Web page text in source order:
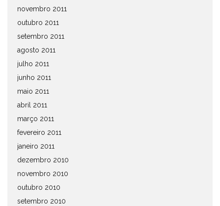
novembro 2011
outubro 2011
setembro 2011
agosto 2011
julho 2011
junho 2011
maio 2011
abril 2011
março 2011
fevereiro 2011
janeiro 2011
dezembro 2010
novembro 2010
outubro 2010
setembro 2010